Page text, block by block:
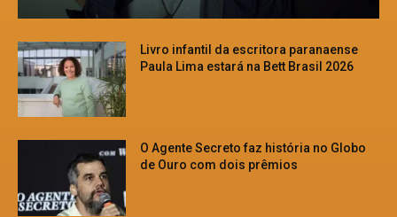
Livro infantil da escritora paranaense
Paula Lima estará na Bett Brasil 2026
O Agente Secreto faz história no Globo
de Ouro com dois prêmios